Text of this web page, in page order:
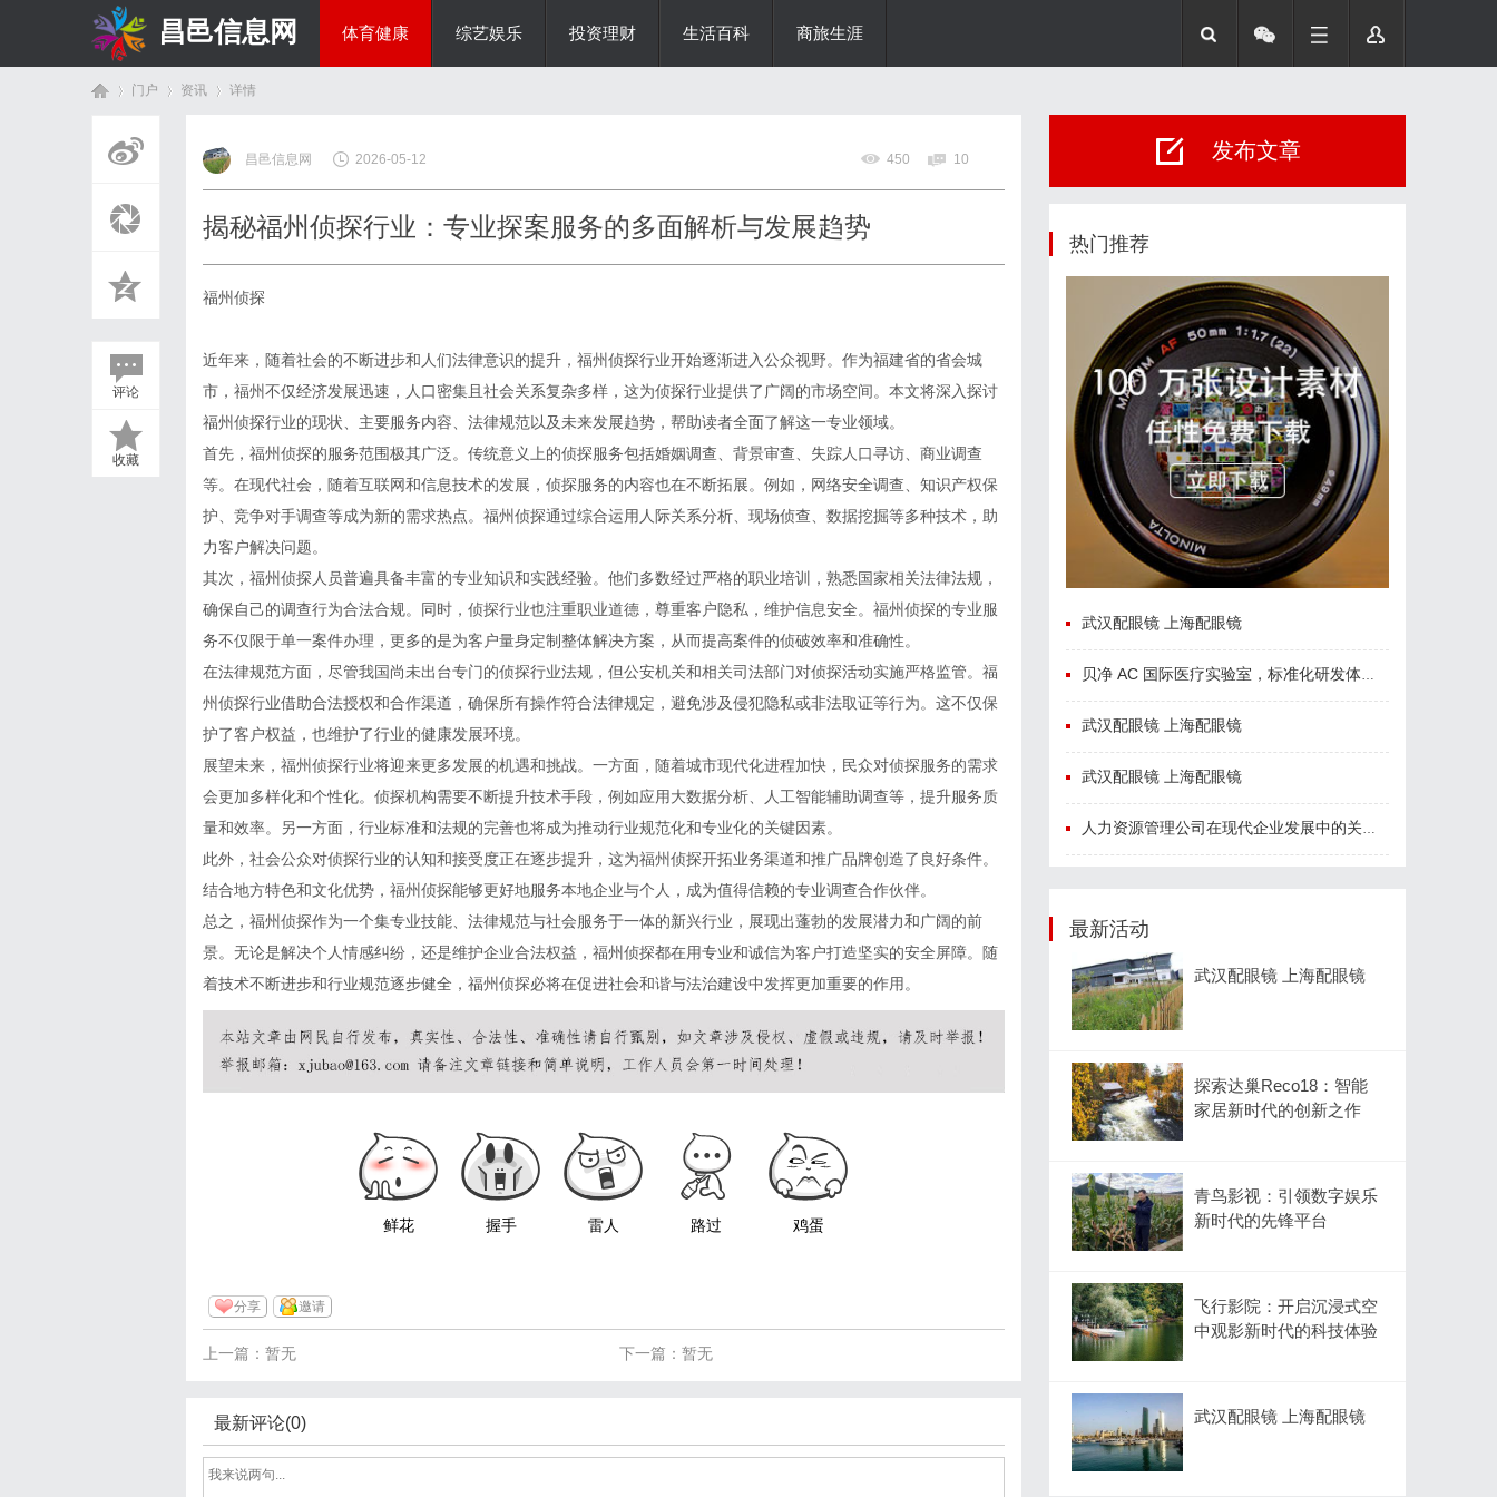
昌邑信息网 体育健康 综艺娱乐 投资理财 生活百科 商旅生涯
门户 资讯
›
详情
评论
收藏
昌邑信息网 2026-05-12 450 10
揭秘福州侦探行业：专业探案服务的多面解析与发展趋势
福州侦探
近年来，随着社会的不断进步和人们法律意识的提升，福州侦探行业开始逐渐进入公众视野。作为福建省的省会城
市，福州不仅经济发展迅速，人口密集且社会关系复杂多样，这为侦探行业提供了广阔的市场空间。本文将深入探讨
福州侦探行业的现状、主要服务内容、法律规范以及未来发展趋势，帮助读者全面了解这一专业领域。
首先，福州侦探的服务范围极其广泛。传统意义上的侦探服务包括婚姻调查、背景审查、失踪人口寻访、商业调查
等。在现代社会，随着互联网和信息技术的发展，侦探服务的内容也在不断拓展。例如，网络安全调查、知识产权保
护、竞争对手调查等成为新的需求热点。福州侦探通过综合运用人际关系分析、现场侦查、数据挖掘等多种技术，助
力客户解决问题。
其次，福州侦探人员普遍具备丰富的专业知识和实践经验。他们多数经过严格的职业培训，熟悉国家相关法律法规，
确保自己的调查行为合法合规。同时，侦探行业也注重职业道德，尊重客户隐私，维护信息安全。福州侦探的专业服
务不仅限于单一案件办理，更多的是为客户量身定制整体解决方案，从而提高案件的侦破效率和准确性。
在法律规范方面，尽管我国尚未出台专门的侦探行业法规，但公安机关和相关司法部门对侦探活动实施严格监管。福
州侦探行业借助合法授权和合作渠道，确保所有操作符合法律规定，避免涉及侵犯隐私或非法取证等行为。这不仅保
护了客户权益，也维护了行业的健康发展环境。
展望未来，福州侦探行业将迎来更多发展的机遇和挑战。一方面，随着城市现代化进程加快，民众对侦探服务的需求
会更加多样化和个性化。侦探机构需要不断提升技术手段，例如应用大数据分析、人工智能辅助调查等，提升服务质
量和效率。另一方面，行业标准和法规的完善也将成为推动行业规范化和专业化的关键因素。
此外，社会公众对侦探行业的认知和接受度正在逐步提升，这为福州侦探开拓业务渠道和推广品牌创造了良好条件。
结合地方特色和文化优势，福州侦探能够更好地服务本地企业与个人，成为值得信赖的专业调查合作伙伴。
总之，福州侦探作为一个集专业技能、法律规范与社会服务于一体的新兴行业，展现出蓬勃的发展潜力和广阔的前
景。无论是解决个人情感纠纷，还是维护企业合法权益，福州侦探都在用专业和诚信为客户打造坚实的安全屏障。随
着技术不断进步和行业规范逐步健全，福州侦探必将在促进社会和谐与法治建设中发挥更加重要的作用。
鲜花 握手 雷人 路过 鸡蛋
分享 邀请
下一篇：暂无
上一篇：暂无
最新评论(0)
发布文章
热门推荐
武汉配眼镜 上海配眼镜
贝净 AC 国际医疗实验室，标准化研发体系全解析
武汉配眼镜 上海配眼镜
武汉配眼镜 上海配眼镜
人力资源管理公司在现代企业发展中的关键作用及其管理策略解析
最新活动
武汉配眼镜 上海配眼镜
探索达巢Reco18：智能
家居新时代的创新之作
青鸟影视：引领数字娱乐
新时代的先锋平台
飞行影院：开启沉浸式空
中观影新时代的科技体验
武汉配眼镜 上海配眼镜